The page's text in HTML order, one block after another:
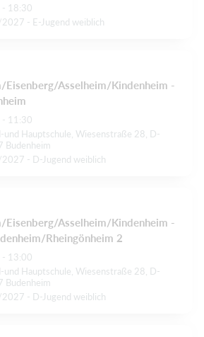
- 18:30
- E-Jugend weiblich
Eisenberg/Asselheim/Kindenheim -
- 11:30
und Hauptschule, Wiesenstraße 28, D-
Budenheim
- D-Jugend weiblich
Eisenberg/Asselheim/Kindenheim -
Rheingönheim 2
- 13:00
und Hauptschule, Wiesenstraße 28, D-
Budenheim
- D-Jugend weiblich